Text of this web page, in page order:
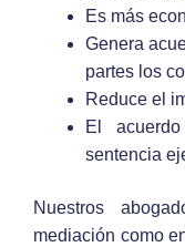
Es más
Genera
partes los
Reduce el
El
sentencia
Nuestros
mediación como